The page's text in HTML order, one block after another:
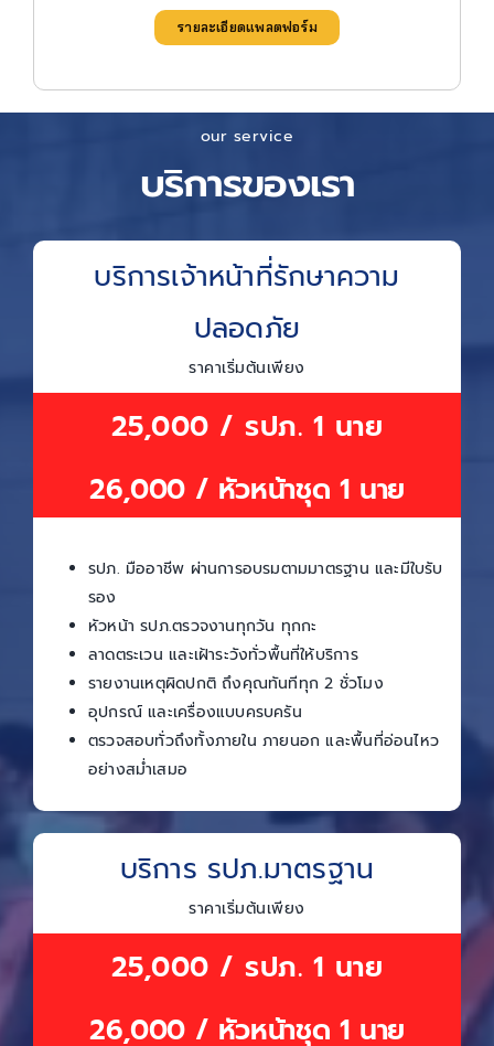
รายละเอียดแพลตฟอร์ม
our service
บริการของเรา
บริการเจ้าหน้าที่รักษาความ
ปลอดภัย
ราคาเริ่มต้นเพียง
25,000 / รปภ. 1 นาย
26,000 / หัวหน้าชุด 1 นาย
รปภ. มืออาชีพ ผ่านการอบรมตามมาตรฐาน และมีใบรับ
รอง
หัวหน้า รปภ.ตรวจงานทุกวัน ทุกกะ
ลาดตระเวน และเฝ้าระวังทั่วพื้นที่ให้บริการ
รายงานเหตุผิดปกติ ถึงคุณทันทีทุก 2 ชั่วโมง
อุปกรณ์ และเครื่องแบบครบครัน
ตรวจสอบทั่วถึงทั้งภายใน ภายนอก และพื้นที่อ่อนไหว
อย่างสม่ำเสมอ
บริการ รปภ.มาตรฐาน
ราคาเริ่มต้นเพียง
25,000 / รปภ. 1 นาย
26,000 / หัวหน้าชุด 1 นาย